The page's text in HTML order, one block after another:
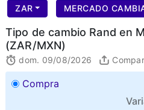
ZAR
MERCADO
Tipo de cambio Rand en
(ZAR/MXN)
dom. 09/08/2026
Compra